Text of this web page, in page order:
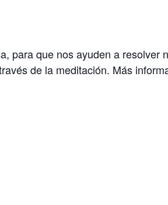
para que nos ayuden a resolver
de la meditación. Más